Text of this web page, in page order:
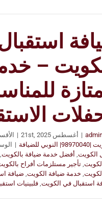
–
| أغسطس 21st, 2025 |
للضيافة
|
الكويت أفضل خدمة ضيافة بالكويت
, تأجير مستلزمات أفراح
خدمة ضيافة الكويت ضيافة
استقبال في الكويت ,فلبينيات